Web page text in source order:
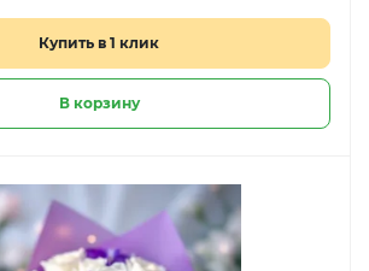
Купить в 1 клик
В корзину